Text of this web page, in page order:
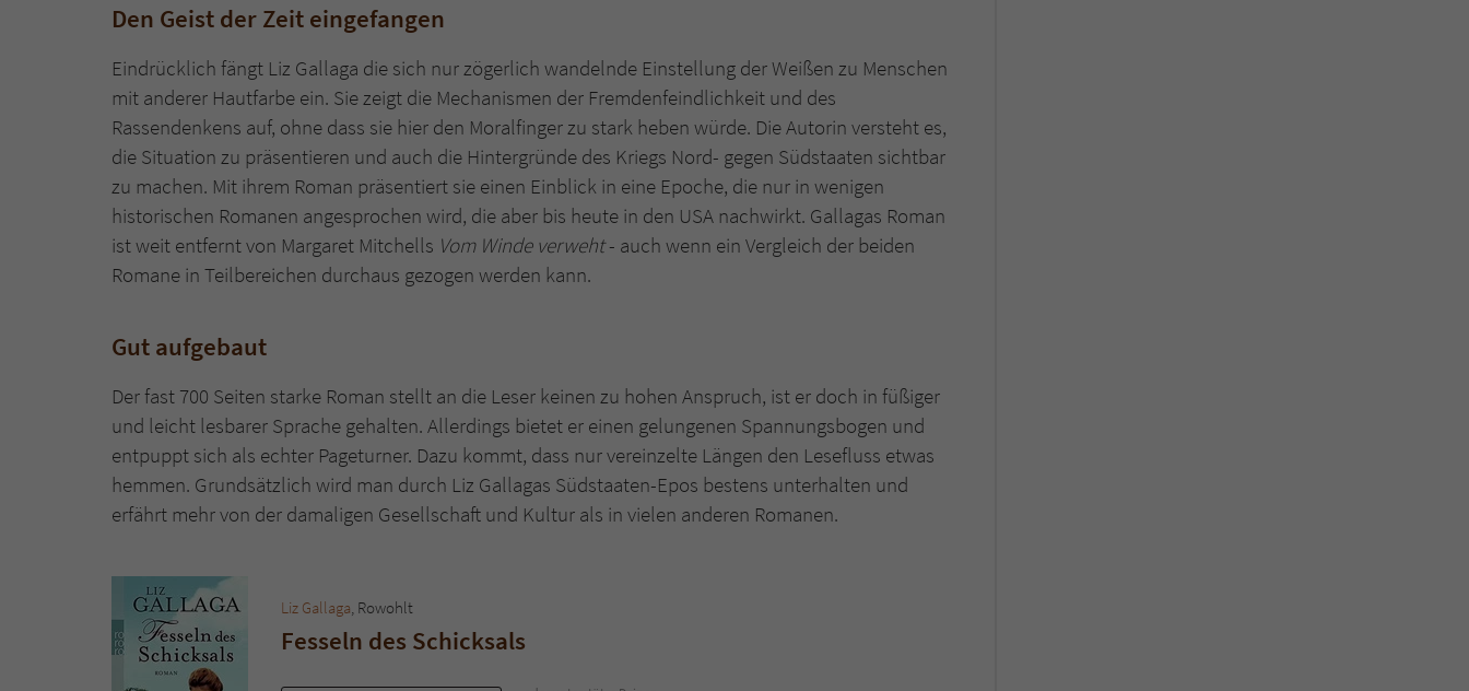
Den Geist der Zeit eingefangen
Eindrücklich fängt Liz Gallaga die sich nur zögerlich wandelnde Einstellung der Weißen zu Menschen
mit anderer Hautfarbe ein. Sie zeigt die Mechanismen der Fremdenfeindlichkeit und des
Rassendenkens auf, ohne dass sie hier den Moralfinger zu stark heben würde. Die Autorin versteht es,
die Situation zu präsentieren und auch die Hintergründe des Kriegs Nord- gegen Südstaaten sichtbar
zu machen. Mit ihrem Roman präsentiert sie einen Einblick in eine Epoche, die nur in wenigen
historischen Romanen angesprochen wird, die aber bis heute in den USA nachwirkt. Gallagas Roman
ist weit entfernt von Margaret Mitchells Vom Winde verweht- auch wenn ein Vergleich der beiden
Romane in Teilbereichen durchaus gezogen werden kann.
Gut aufgebaut
Der fast 700 Seiten starke Roman stellt an die Leser keinen zu hohen Anspruch, ist er doch in füßiger
und leicht lesbarer Sprache gehalten. Allerdings bietet er einen gelungenen Spannungsbogen und
entpuppt sich als echter Pageturner. Dazu kommt, dass nur vereinzelte Längen den Lesefluss etwas
hemmen. Grundsätzlich wird man durch Liz Gallagas Südstaaten-Epos bestens unterhalten und
erfährt mehr von der damaligen Gesellschaft und Kultur als in vielen anderen Romanen.
Liz Gallaga, Rowohlt
Fesseln des Schicksals